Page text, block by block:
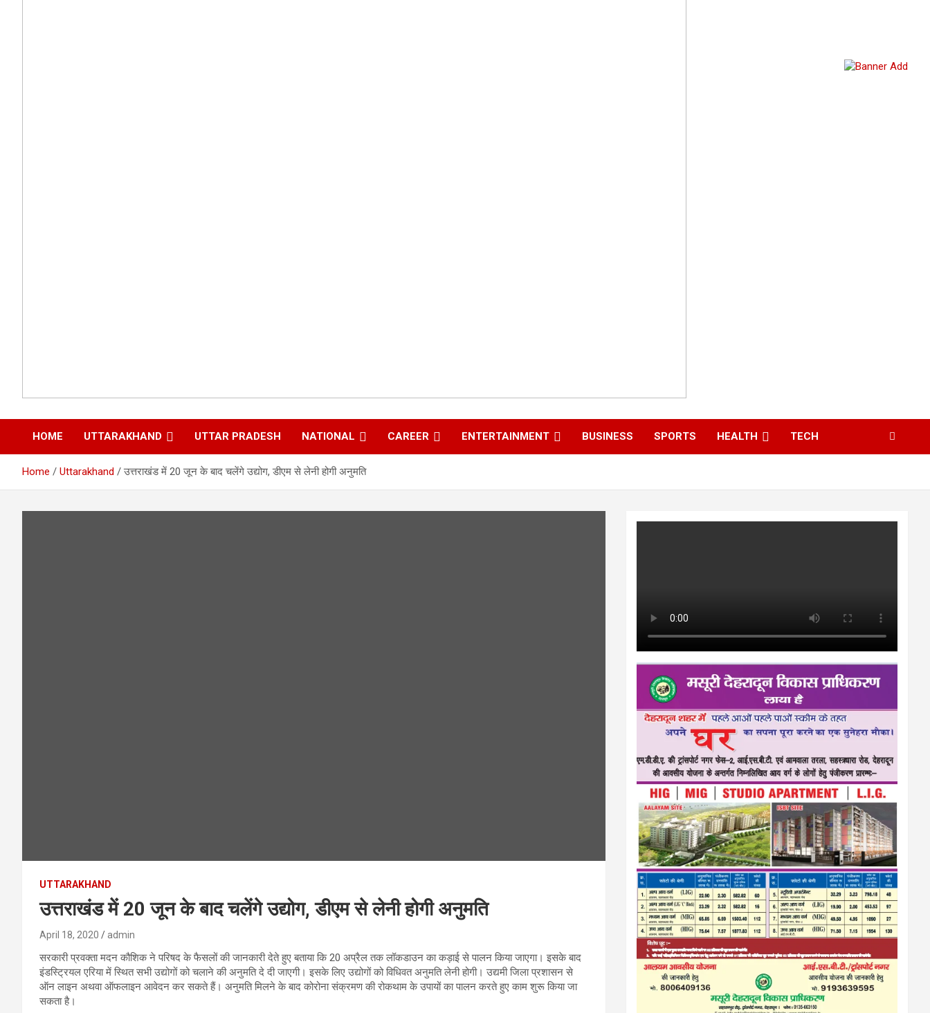
HOME UTTARAKHAND UTTAR PRADESH NATIONAL CAREER ENTERTAINMENT BUSINESS SPORTS HEALTH TECH
Home Uttarakhand उत्तराखंड में 20 जून के बाद चलेंगे उद्योग, डीएम से लेनी होगी अनुमति
UTTARAKHAND
उत्तराखंड में 20 जून के बाद चलेंगे उद्योग, डीएम से लेनी होगी अनुमति
April 18, 2020 admin
सरकारी प्रवक्ता मदन कौशिक ने परिषद के फैसलों की जानकारी देते हुए बताया कि 20 अप्रैल तक लॉकडाउन का कड़ाई से पालन किया जाएगा। इसके बाद
इंडस्ट्रियल एरिया में स्थित सभी उद्योगों को चलाने की अनुमति दे दी जाएगी। इसके लिए उद्योगों को विधिवत अनुमति लेनी होगी। उद्यमी जिला प्रशासन से
ऑन लाइन अथवा ऑफलाइन आवेदन कर सकते हैं। अनुमति मिलने के बाद कोरोना संक्रमण की रोकथाम के उपायों का पालन करते हुए काम शुरू किया जा
सकता है।